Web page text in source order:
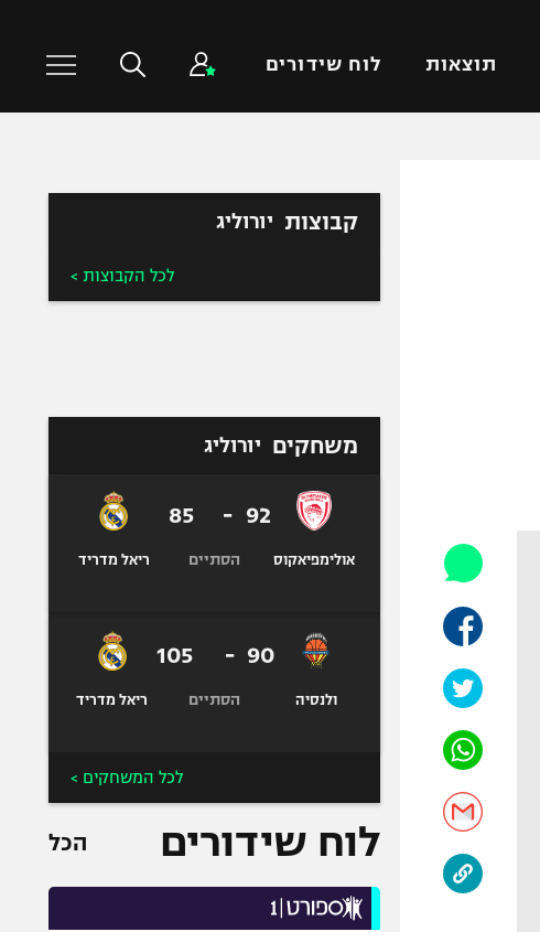
תוצאות לוח שידורים
טניס
ספורט מוטורי
בייסבול MLB
ספורט אתגרי
קבוצות יורוליג
לכל הקבוצות >
משחקים יורוליג
אולימפיאקוס
92
-
85
הסתיים ריאל מדריד
ולנסיה
90
-
105
הסתיים ריאל מדריד
לכל המשחקים >
לוח שידורים הכל